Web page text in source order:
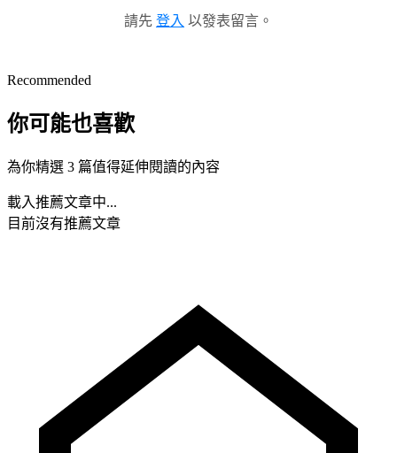
請先 登入 以發表留言。
Recommended
你可能也喜歡
為你精選 3 篇值得延伸閱讀的內容
載入推薦文章中...
目前沒有推薦文章